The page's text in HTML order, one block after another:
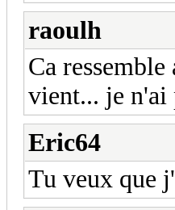
raoulh
Ca
vient... je n'ai
Eric64
Tu veux que